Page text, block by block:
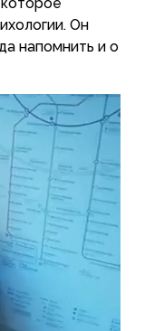
Он
напомнить и о